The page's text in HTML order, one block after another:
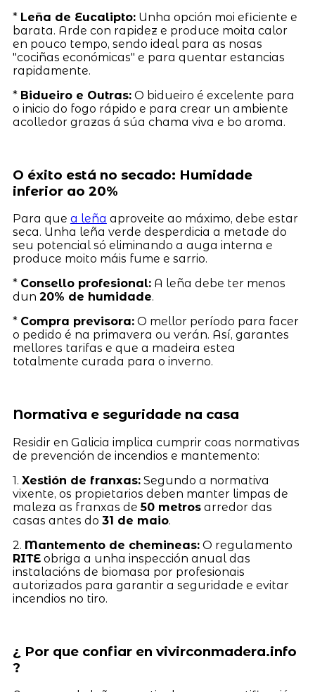
* Leña de Eucalipto:Unha opción moi eficiente e
barata. Arde con rapidez e produce moita calor
en pouco tempo, sendo ideal para as nosas
"cociñas económicas" e para quentar estancias
rapidamente.
* Bidueiro e Outras:O bidueiro é excelente para
o inicio do fogo rápido e para crear un ambiente
acolledor grazas á súa chama viva e bo aroma.
O éxito está no secado: Humidade
inferior ao 20%
Para que a leña aproveite ao máximo, debe estar
seca. Unha leña verde desperdicia a metade do
seu potencial só eliminando a auga interna e
produce moito máis fume e sarrio.
* Consello profesional:A leña debe ter menos
dun 20% de humidade.
* Compra previsora:O mellor período para facer
o pedido é na primavera ou verán. Así, garantes
mellores tarifas e que a madeira estea
totalmente curada para o inverno.
Normativa e seguridade na casa
Residir en Galicia implica cumprir coas normativas
de prevención de incendios e mantemento:
1. Xestión de franxas:Segundo a normativa
vixente, os propietarios deben manter limpas de
maleza as franxas de50 metrosarredor das
casas antes do 31 de maio.
2. Mantemento de chemineas:O regulamento
RITEobriga a unha inspección anual das
instalacións de biomasa por profesionais
autorizados para garantir a seguridade e evitar
incendios no tiro.
¿ Por que confiar en vivirconmadera.info
?